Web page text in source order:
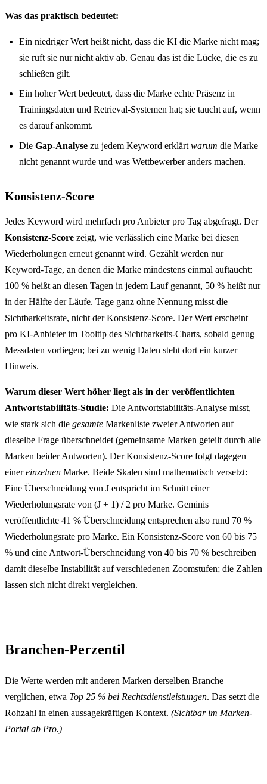
Was das praktisch bedeutet:
Ein niedriger Wert heißt nicht, dass die KI die Marke nicht mag;
sie ruft sie nur nicht aktiv ab. Genau das ist die Lücke, die es zu
schließen gilt.
Ein hoher Wert bedeutet, dass die Marke echte Präsenz in
Trainingsdaten und Retrieval-Systemen hat; sie taucht auf, wenn
es darauf ankommt.
Die Gap-Analyse zu jedem Keyword erklärt warum die Marke
nicht genannt wurde und was Wettbewerber anders machen.
Konsistenz-Score
Jedes Keyword wird mehrfach pro Anbieter pro Tag abgefragt. Der
Konsistenz-Score zeigt, wie verlässlich eine Marke bei diesen
Wiederholungen erneut genannt wird. Gezählt werden nur
Keyword-Tage, an denen die Marke mindestens einmal auftaucht:
100 % heißt an diesen Tagen in jedem Lauf genannt, 50 % heißt nur
in der Hälfte der Läufe. Tage ganz ohne Nennung misst die
Sichtbarkeitsrate, nicht der Konsistenz-Score. Der Wert erscheint
pro KI-Anbieter im Tooltip des Sichtbarkeits-Charts, sobald genug
Messdaten vorliegen; bei zu wenig Daten steht dort ein kurzer
Hinweis.
Warum dieser Wert höher liegt als in der veröffentlichten
Antwortstabilitäts-Studie: Die Antwortstabilitäts-Analyse misst,
wie stark sich die gesamte Markenliste zweier Antworten auf
dieselbe Frage überschneidet (gemeinsame Marken geteilt durch alle
Marken beider Antworten). Der Konsistenz-Score folgt dagegen
einereinzelnen Marke. Beide Skalen sind mathematisch versetzt:
Eine Überschneidung von J entspricht im Schnitt einer
Wiederholungsrate von (J + 1) / 2 pro Marke. Geminis
veröffentlichte 41 % Überschneidung entsprechen also rund 70 %
Wiederholungsrate pro Marke. Ein Konsistenz-Score von 60 bis 75
% und eine Antwort-Überschneidung von 40 bis 70 % beschreiben
damit dieselbe Instabilität auf verschiedenen Zoomstufen; die Zahlen
lassen sich nicht direkt vergleichen.
Branchen-Perzentil
Die Werte werden mit anderen Marken derselben Branche
verglichen, etwa Top 25 % bei Rechtsdienstleistungen. Das setzt die
Rohzahl in einen aussagekräftigen Kontext. (Sichtbar im Marken-
Portal ab Pro.)